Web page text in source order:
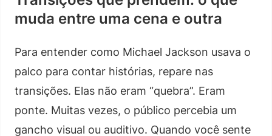
muda entre uma cena e outra
Para entender como Michael Jackson usava o
palco para contar histórias, repare nas
transições. Elas não eram “quebra”. Eram
ponte. Muitas vezes, o público percebia um
gancho visual ou auditivo. Quando você sente